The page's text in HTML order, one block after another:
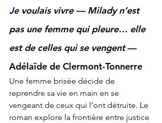
Je voulais vivre — Milady n’est
pas une femme qui pleure… elle
est de celles qui se vengent —
Adélaïde de Clermont-Tonnerre
Une femme brisée décide de
reprendre sa vie en main en se
vengeant de ceux qui l’ont détruite. Le
roman explore la frontière entre justice